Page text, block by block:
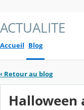
ACTUALITE
Accueil Blog
‹ Retour au blog
Halloween